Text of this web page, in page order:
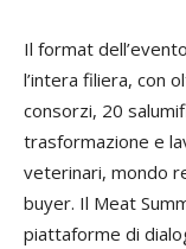
Il format
l’intera filiera, con
consorzi, 20
trasformazione e
veterinari, mondo
buyer. Il Meat
piattaforme di